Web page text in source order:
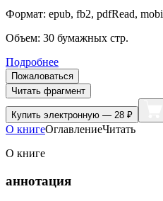
Формат: epub, fb2, pdfRead, mobi
Объем: 30 бумажных стр.
Подробнее
Пожаловаться
Читать фрагмент
Купить электронную — 28 ₽
О книгеОглавлениеЧитать
О книге
аннотация